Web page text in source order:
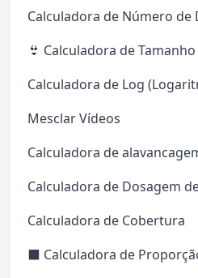
Calculadora de Número de
👙 Calculadora de
Calculadora de Log
Mesclar Vídeos
Calculadora de
Calculadora de Dosagem
Calculadora de Cobertura
⬛ Calculadora de